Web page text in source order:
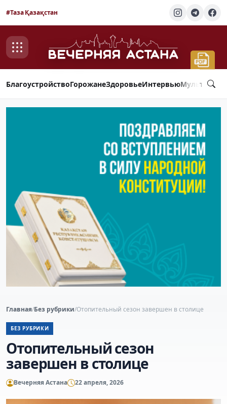
#Таза Қазақстан
БлагоустройствоГорожанеЗдоровьеИнтервью
Главная/Без рубрики/Отопительный сезон завершен в столице
БЕЗ РУБРИКИ
Отопительный сезон
завершен в столице
Вечерняя Астана 22 апреля, 2026